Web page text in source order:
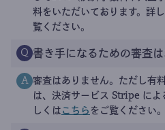
料をいただいております。詳し
覧ください。
Q 書き手になるための審査は
A 審査はありません。ただし有
は、決済サービス Stripe によ
しくは こちら をご覧ください。